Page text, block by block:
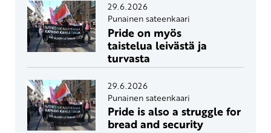
29.6.2026
Punainen sateenkaari
Pride on myös
taistelua leivästä ja
turvasta
29.6.2026
Punainen sateenkaari
Pride is also a struggle for
bread and security